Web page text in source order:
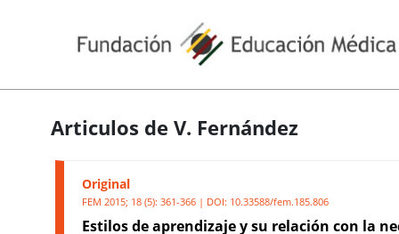
Articulos de V. Fernández
Original
FEM 2015; 18 (5): 361-366 | DOI: 10.33588/fem.185.806
Estilos de aprendizaje y su relación con la